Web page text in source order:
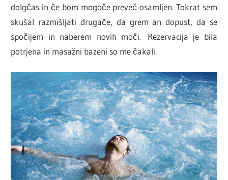
dolgčas in če bom mogoče preveč osamljen. Tokrat sem
skušal razmišljati drugače, da grem an dopust, da se
spočijem in naberem novih moči. Rezervacija je bila
potrjena in masažni bazeni so me čakali.